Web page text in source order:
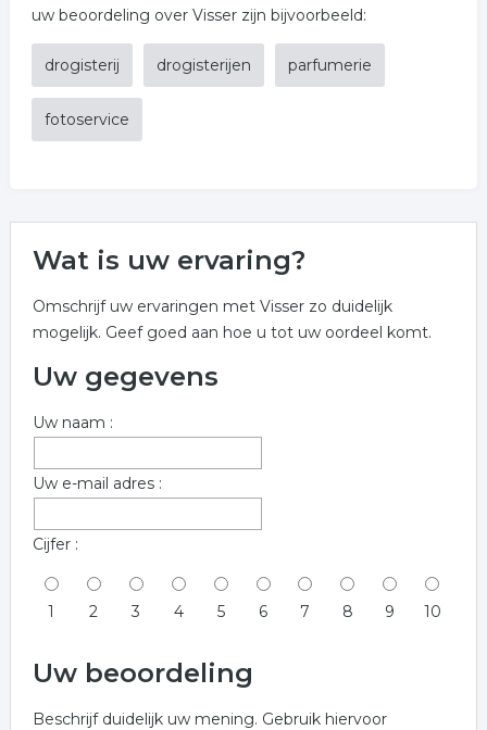
uw beoordeling over Visser zijn bijvoorbeeld:
drogisterij drogisterijen parfumerie
fotoservice
Wat is uw ervaring?
Omschrijf uw ervaringen met Visser zo duidelijk
mogelijk. Geef goed aan hoe u tot uw oordeel komt.
Uw gegevens
Uw naam :
Uw e-mail adres :
Cijfer :
1 2 3 4 5 6 7 8 9 10
Uw beoordeling
Beschrijf duidelijk uw mening. Gebruik hiervoor